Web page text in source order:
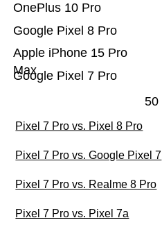
Google Pixel 7 Pro
Apple iPhone 15 Pro
Max
Google Pixel 8 Pro
OnePlus 10 Pro
50
Pixel 7 Pro vs. Pixel 8 Pro
Pixel 7 Pro vs. Google Pixel 7
Pixel 7 Pro vs. Realme 8 Pro
Pixel 7 Pro vs. Pixel 7a